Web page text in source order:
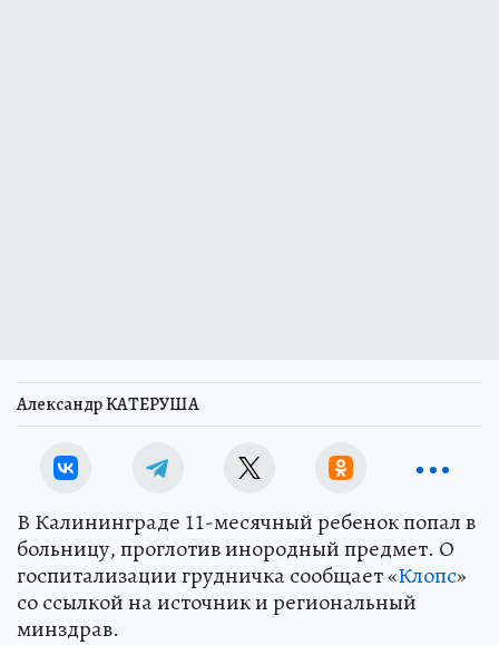
Александр КАТЕРУША
В Калининграде 11-месячный ребенок попал в
больницу, проглотив инородный предмет. О
госпитализации грудничка сообщает «Клопс»
со ссылкой на источник и региональный
минздрав.